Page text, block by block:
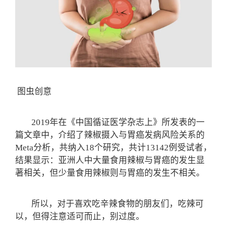
图虫创意
2019年在《中国循证医学杂志上》所发表的一
篇文章中，介绍了辣椒摄入与胃癌发病风险关系的
Meta分析，共纳入18个研究，共计13142例受试者，
结果显示：亚洲人中大量食用辣椒与胃癌的发生显
著相关，但少量食用辣椒则与胃癌的发生不相关。
所以，对于喜欢吃辛辣食物的朋友们，吃辣可
以，但得注意适可而止，别过度。